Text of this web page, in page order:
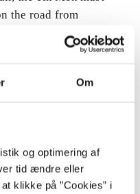
Om
og optimering af
tid ændre eller
klikke på ”Cookies” i
the road from
half of them
and save their